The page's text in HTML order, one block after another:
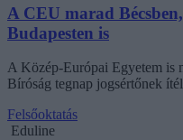
A CEU marad
Budapesten is
A Közép-Európai Egyetem is
Bíróság tegnap jogsértőnek
Felsőoktatás
Eduline